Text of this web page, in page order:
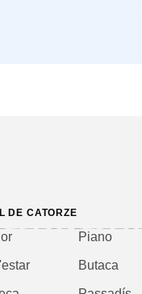
DE CATORZE
Piano
Butaca